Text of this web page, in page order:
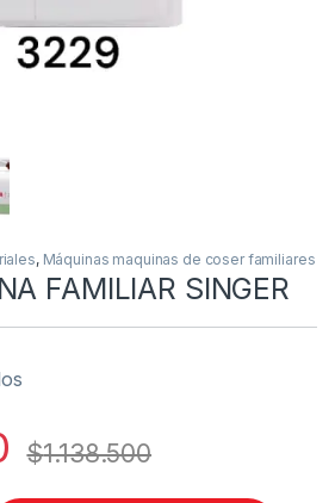
, Máquinas maquinas de coser familiares
FAMILIAR SINGER
$1.138.500